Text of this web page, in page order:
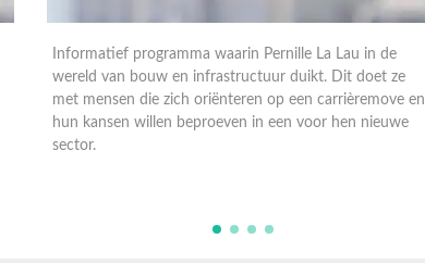
Informatief programma waarin Pernille La Lau in de
wereld van bouw en infrastructuur duikt. Dit doet ze
met mensen die zich oriënteren op een carrièremove en
hun kansen willen beproeven in een voor hen nieuwe
sector.